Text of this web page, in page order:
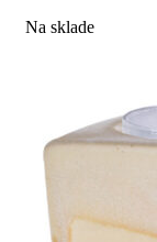
Na sklade